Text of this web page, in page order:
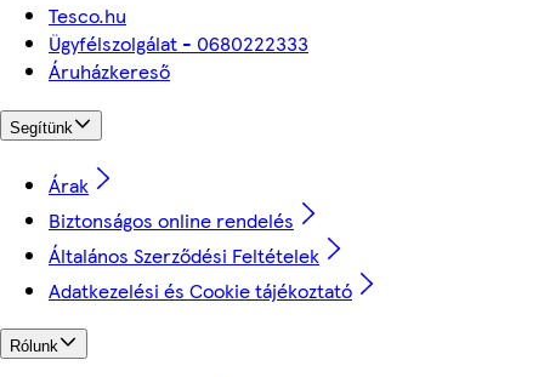
Tesco.hu
Ügyfélszolgálat - 0680222333
Áruházkereső
Segítünk
Árak
Biztonságos online rendelés
Általános Szerződési Feltételek
Adatkezelési és Cookie tájékoztató
Rólunk